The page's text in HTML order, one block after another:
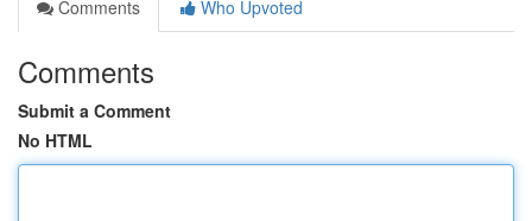
Comments
Who Upvoted
Comments
Submit a Comment
No HTML